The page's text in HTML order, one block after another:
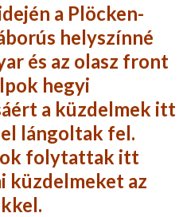
a Plöcken-
helyszínné
és az olasz front
hegyi
a küzdelmek itt
lángoltak fel.
folytattak itt
küzdelmeket az